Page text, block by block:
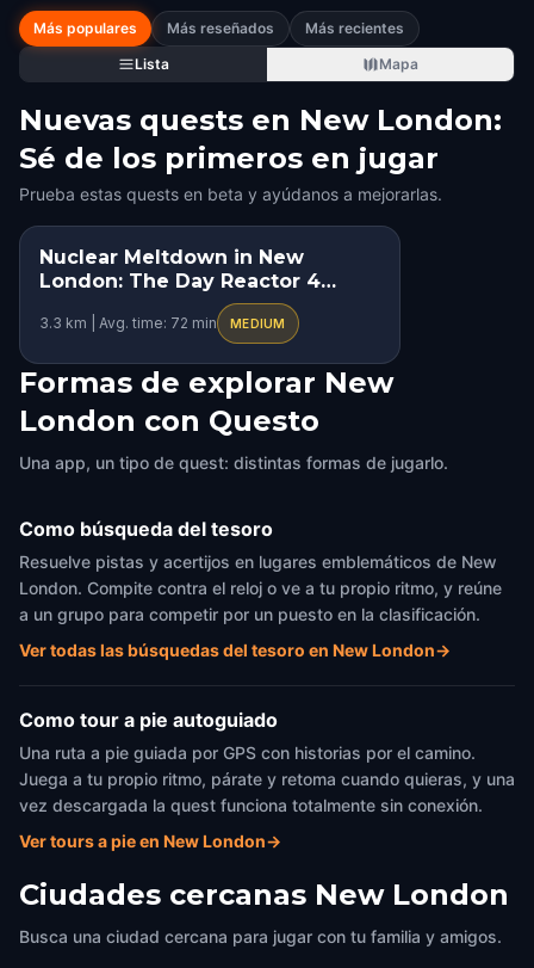
Más populares Más reseñados
Más recientes
Lista
Mapa
Nuevas quests en New London:
Sé de los primeros en jugar
Prueba estas quests en beta y ayúdanos a mejorarlas.
Nuclear Meltdown in ​New
London: The Day Reactor 4
3.3 km | Avg. time: 72 min MEDIUM
Formas de explorar New
London con Questo
Una app, un tipo de quest: distintas formas de jugarlo.
Como búsqueda del tesoro
Resuelve pistas y acertijos en lugares emblemáticos de New
London. Compite contra el reloj o ve a tu propio ritmo, y reúne
a un grupo para competir por un puesto en la clasificación.
Ver todas las búsquedas del tesoro en New London→
Como tour a pie autoguiado
Una ruta a pie guiada por GPS con historias por el camino.
Juega a tu propio ritmo, párate y retoma cuando quieras, y una
vez descargada la quest funciona totalmente sin conexión.
Ver tours a pie en New London→
Ciudades cercanas New London
Busca una ciudad cercana para jugar con tu familia y amigos.